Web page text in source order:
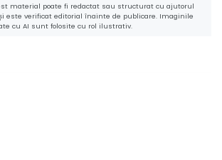
material poate fi redactat sau structurat cu ajutorul
este verificat editorial înainte de publicare. Imaginile
cu AI sunt folosite cu rol ilustrativ.